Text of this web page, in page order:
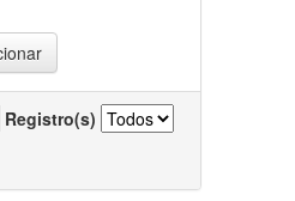
Registro(s)